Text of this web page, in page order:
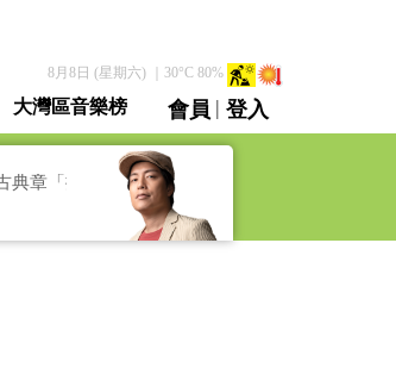
8月8日 (星期六)｜ 30°C 80%
大灣區音樂榜 會員 | 登入
直播 / 重溫
典章「捷」 [Classical Tunes]